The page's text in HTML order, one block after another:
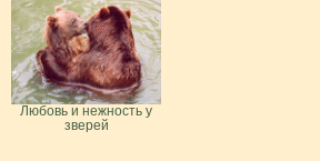
Любовь и нежность у
зверей